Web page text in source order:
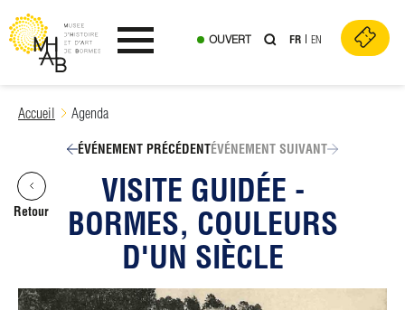
Skip
Ouvrir le menu
OUVERT FR EN
Accueil Agenda
Retour
ÉVÉNEMENT PRÉCÉDENTÉVÉNEMENT SUIVANT
VISITE GUIDÉE -
BORMES, COULEURS
D'UN SIÈCLE